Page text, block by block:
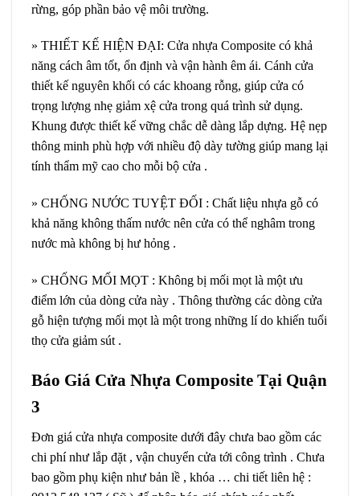
rừng, góp phần bảo vệ môi trường.
» THIẾT KẾ HIỆN ĐẠI: Cửa nhựa Composite có khả
năng cách âm tốt, ổn định và vận hành êm ái. Cánh cửa
thiết kế nguyên khối có các khoang rỗng, giúp cửa có
trọng lượng nhẹ giảm xệ cửa trong quá trình sử dụng.
Khung được thiết kế vững chắc dễ dàng lắp dựng. Hệ nẹp
thông minh phù hợp với nhiều độ dày tường giúp mang lại
tính thẩm mỹ cao cho mỗi bộ cửa .
» CHỐNG NƯỚC TUYỆT ĐỐI : Chất liệu nhựa gỗ có
khả năng không thấm nước nên cửa có thể nghâm trong
nước mà không bị hư hỏng .
» CHỐNG MỐI MỌT : Không bị mối mọt là một ưu
điểm lớn của dòng cửa này . Thông thường các dòng cửa
gỗ hiện tượng mối mọt là một trong những lí do khiến tuổi
thọ cửa giảm sút .
Báo Giá Cửa Nhựa Composite Tại Quận
3
Đơn giá cửa nhựa composite dưới đây chưa bao gồm các
chi phí như lắp đặt , vận chuyển cửa tới công trình . Chưa
bao gồm phụ kiện như bản lề , khóa … chi tiết liên hệ :